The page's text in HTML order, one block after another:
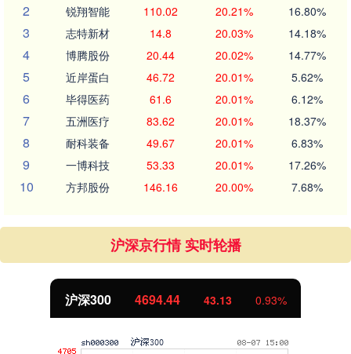
2 锐翔智能 110.02 20.21% 16.80%
3 志特新材 14.8 20.03% 14.18%
4 博腾股份 20.44 20.02% 14.77%
5 近岸蛋白 46.72 20.01% 5.62%
6 毕得医药 61.6 20.01% 6.12%
7 五洲医疗 83.62 20.01% 18.37%
8 耐科装备 49.67 20.01% 6.83%
9 一博科技 53.33 20.01% 17.26%
10 方邦股份 146.16 20.00% 7.68%
沪深京行情 实时轮播
沪深300 4694.44 43.13 0.93%